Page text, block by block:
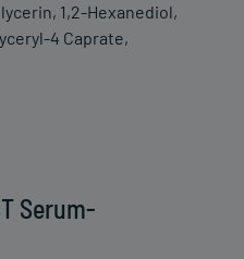
1,2-Hexanediol,
4 Caprate,
Serum-